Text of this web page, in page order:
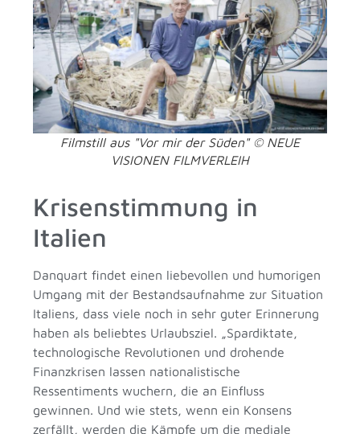
Filmstill aus "Vor mir der Süden" © NEUE
VISIONEN FILMVERLEIH
Krisenstimmung in
Italien
Danquart findet einen liebevollen und humorigen
Umgang mit der Bestandsaufnahme zur Situation
Italiens, dass viele noch in sehr guter Erinnerung
haben als beliebtes Urlaubsziel. „Spardiktate,
technologische Revolutionen und drohende
Finanzkrisen lassen nationalistische
Ressentiments wuchern, die an Einfluss
gewinnen. Und wie stets, wenn ein Konsens
zerfällt, werden die Kämpfe um die mediale